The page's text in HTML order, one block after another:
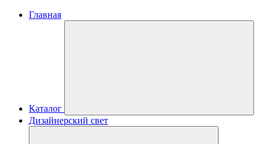
Главная
Каталог
Дизайнерский свет